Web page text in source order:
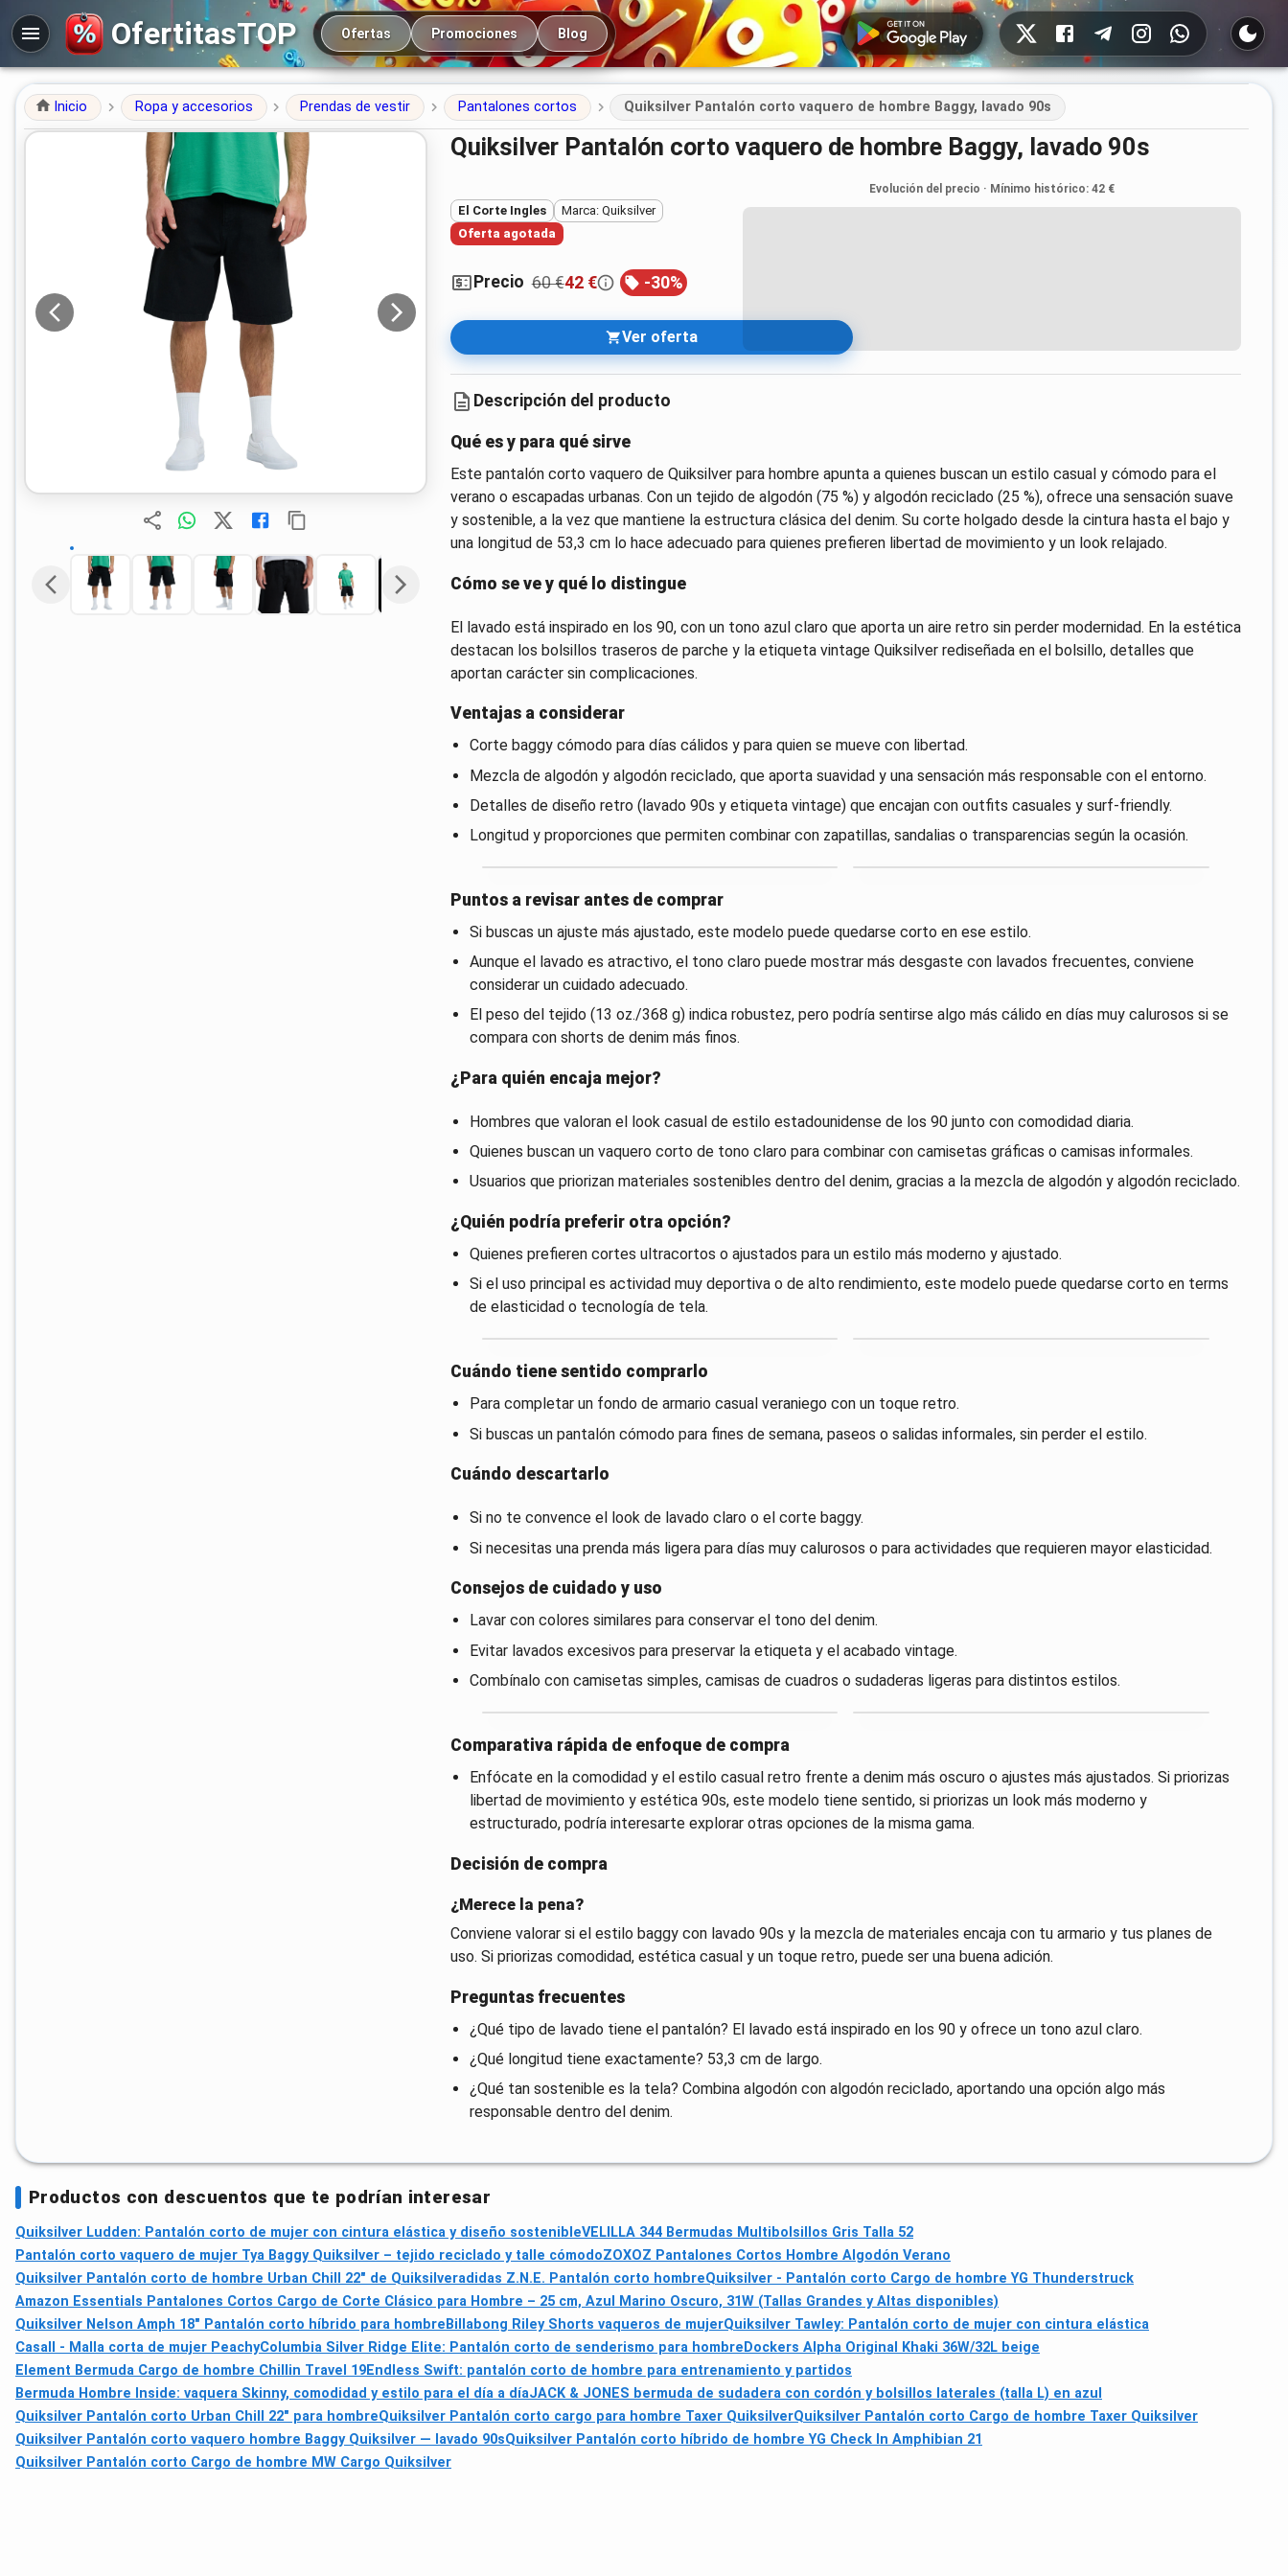
OfertitasTOP Navegación principal
Ofertas Promociones Blog
Redes sociales
Inicio Ropa y accesorios Prendas de vestir Pantalones cortos Quiksilver Pantalón corto vaquero de hombre Baggy, lavado 90s
Quiksilver Pantalón corto vaquero de hombre Baggy, lavado 90s
El Corte Ingles
Marca: Quiksilver
Oferta agotada
Precio 60 €42 € -30%
Ver oferta
Evolución del precio · Mínimo histórico: 42 €
Descripción del producto
Qué es y para qué sirve
Este pantalón corto vaquero de Quiksilver para hombre apunta a quienes buscan un estilo casual y cómodo para el
verano o escapadas urbanas. Con un tejido de algodón (75 %) y algodón reciclado (25 %), ofrece una sensación suave
y sostenible, a la vez que mantiene la estructura clásica del denim. Su corte holgado desde la cintura hasta el bajo y
una longitud de 53,3 cm lo hace adecuado para quienes prefieren libertad de movimiento y un look relajado.
Cómo se ve y qué lo distingue
El lavado está inspirado en los 90, con un tono azul claro que aporta un aire retro sin perder modernidad. En la estética
destacan los bolsillos traseros de parche y la etiqueta vintage Quiksilver rediseñada en el bolsillo, detalles que
aportan carácter sin complicaciones.
Ventajas a considerar
Corte baggy cómodo para días cálidos y para quien se mueve con libertad.
Mezcla de algodón y algodón reciclado, que aporta suavidad y una sensación más responsable con el entorno.
Detalles de diseño retro (lavado 90s y etiqueta vintage) que encajan con outfits casuales y surf-friendly.
Longitud y proporciones que permiten combinar con zapatillas, sandalias o transparencias según la ocasión.
Puntos a revisar antes de comprar
Si buscas un ajuste más ajustado, este modelo puede quedarse corto en ese estilo.
Aunque el lavado es atractivo, el tono claro puede mostrar más desgaste con lavados frecuentes, conviene
considerar un cuidado adecuado.
El peso del tejido (13 oz./368 g) indica robustez, pero podría sentirse algo más cálido en días muy calurosos si se
compara con shorts de denim más finos.
¿Para quién encaja mejor?
Hombres que valoran el look casual de estilo estadounidense de los 90 junto con comodidad diaria.
Quienes buscan un vaquero corto de tono claro para combinar con camisetas gráficas o camisas informales.
Usuarios que priorizan materiales sostenibles dentro del denim, gracias a la mezcla de algodón y algodón reciclado.
¿Quién podría preferir otra opción?
Quienes prefieren cortes ultracortos o ajustados para un estilo más moderno y ajustado.
Si el uso principal es actividad muy deportiva o de alto rendimiento, este modelo puede quedarse corto en terms
de elasticidad o tecnología de tela.
Cuándo tiene sentido comprarlo
Para completar un fondo de armario casual veraniego con un toque retro.
Si buscas un pantalón cómodo para fines de semana, paseos o salidas informales, sin perder el estilo.
Cuándo descartarlo
Si no te convence el look de lavado claro o el corte baggy.
Si necesitas una prenda más ligera para días muy calurosos o para actividades que requieren mayor elasticidad.
Consejos de cuidado y uso
Lavar con colores similares para conservar el tono del denim.
Evitar lavados excesivos para preservar la etiqueta y el acabado vintage.
Combínalo con camisetas simples, camisas de cuadros o sudaderas ligeras para distintos estilos.
Comparativa rápida de enfoque de compra
Enfócate en la comodidad y el estilo casual retro frente a denim más oscuro o ajustes más ajustados. Si priorizas
libertad de movimiento y estética 90s, este modelo tiene sentido, si priorizas un look más moderno y
estructurado, podría interesarte explorar otras opciones de la misma gama.
Decisión de compra
¿Merece la pena?
Conviene valorar si el estilo baggy con lavado 90s y la mezcla de materiales encaja con tu armario y tus planes de
uso. Si priorizas comodidad, estética casual y un toque retro, puede ser una buena adición.
Preguntas frecuentes
¿Qué tipo de lavado tiene el pantalón? El lavado está inspirado en los 90 y ofrece un tono azul claro.
¿Qué longitud tiene exactamente? 53,3 cm de largo.
¿Qué tan sostenible es la tela? Combina algodón con algodón reciclado, aportando una opción algo más
responsable dentro del denim.
Productos con descuentos que te podrían interesar
Quiksilver Ludden: Pantalón corto de mujer con cintura elástica y diseño sostenibleVELILLA 344 Bermudas Multibolsillos Gris Talla 52
Pantalón corto vaquero de mujer Tya Baggy Quiksilver – tejido reciclado y talle cómodoZOXOZ Pantalones Cortos Hombre Algodón Verano
Quiksilver Pantalón corto de hombre Urban Chill 22" de Quiksilveradidas Z.N.E. Pantalón corto hombreQuiksilver - Pantalón corto Cargo de hombre YG Thunderstruck
Amazon Essentials Pantalones Cortos Cargo de Corte Clásico para Hombre – 25 cm, Azul Marino Oscuro, 31W (Tallas Grandes y Altas disponibles)
Quiksilver Nelson Amph 18" Pantalón corto híbrido para hombre Billabong Riley Shorts vaqueros de mujerQuiksilver Tawley: Pantalón corto de mujer con cintura elástica
Casall - Malla corta de mujer PeachyColumbia Silver Ridge Elite: Pantalón corto de senderismo para hombre Dockers Alpha Original Khaki 36W/32L beige
Element Bermuda Cargo de hombre Chillin Travel 19Endless Swift: pantalón corto de hombre para entrenamiento y partidos
Bermuda Hombre Inside: vaquera Skinny, comodidad y estilo para el día a díaJACK & JONES bermuda de sudadera con cordón y bolsillos laterales (talla L) en azul
Quiksilver Pantalón corto Urban Chill 22" para hombreQuiksilver Pantalón corto cargo para hombre Taxer QuiksilverQuiksilver Pantalón corto Cargo de hombre Taxer Quiksilver
Quiksilver Pantalón corto vaquero hombre Baggy Quiksilver — lavado 90sQuiksilver Pantalón corto híbrido de hombre YG Check In Amphibian 21
Quiksilver Pantalón corto Cargo de hombre MW Cargo Quiksilver